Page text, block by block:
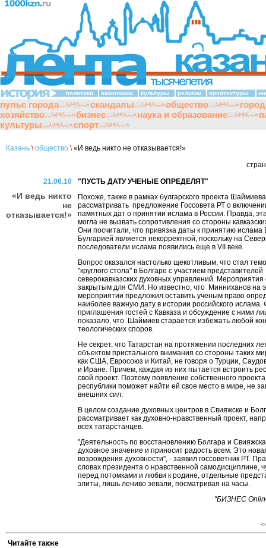
политики экономики культуры религии архитектуры
пульс города скандалы общество
хозяйство
бизнес наука и образование
культуры
спорт
Казань \ общество \«И ведь никто не отказывается!»
21.06.10
«И ведь никто
не
отказывается!»
"ПУСТЬ ДАТУ УЧЕНЫЕ ОПРЕДЕЛЯТ"
Похоже, также в рамках булгарского проекта
рассматривать предложение Госсовета РТ о
памятных дат о принятии ислама в России. Правда,
могла не вызвать сопротивления со стороны
Они посчитали, что привязка даты к принятию ислама
Булгарией является некорректной, поскольку на
последователи ислама появились еще в VII веке.
Вопрос оказался настолько щекотливым, что стал
"круглого стола" в Болгаре с участием представителей
северокавказских духовных управлений. Мероприятия
закрытым для СМИ. Но известно, что Минниханов на
мероприятии предложил оставить ученым право
наиболее важную дату в истории российского ислама.
приглашения гостей с Кавказа и обсуждение с ними
показало, что Шаймиев старается избежать любой
теологических споров.
Не секрет, что Татарстан на протяжении последних
объектом пристального внимания со стороны таких
как США, Евросоюз и Китай, не говоря о Турции,
и Иране. Причем, каждая из них пытается встроить
свой проект. Поэтому появление собственного
республики поможет найти ей свое место в мире, не
внешних сил.
В целом создание духовных центров в Свияжске и
рассматривает как духовно-нравственный проект,
всех татарстанцев.
"Деятельность по восстановлению Болгара и
духовное значение и приносит радость всем. Это
возрождения духовности", - заявил госсоветник РТ.
словах президента о нравственной самодисциплине,
перед потомками и любви к родине, отдельные
элиты, лишь лениво зевали, посматривая на часы.
"БИЗНЕС
Читайте также